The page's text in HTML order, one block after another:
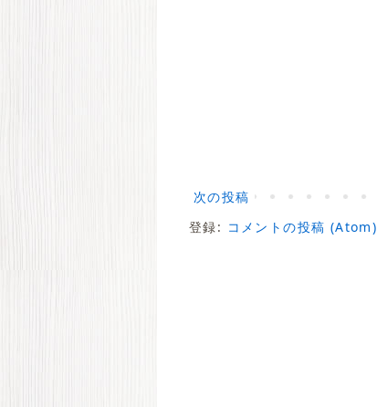
次の投稿
登録: コメントの投稿 (Atom)